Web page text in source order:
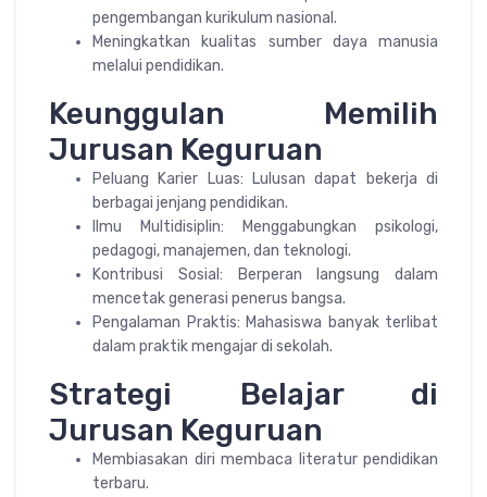
pengembangan kurikulum nasional.
Meningkatkan kualitas sumber daya manusia
melalui pendidikan.
Keunggulan Memilih
Jurusan Keguruan
Peluang Karier Luas: Lulusan dapat bekerja di
berbagai jenjang pendidikan.
Ilmu Multidisiplin: Menggabungkan psikologi,
pedagogi, manajemen, dan teknologi.
Kontribusi Sosial: Berperan langsung dalam
mencetak generasi penerus bangsa.
Pengalaman Praktis: Mahasiswa banyak terlibat
dalam praktik mengajar di sekolah.
Strategi Belajar di
Jurusan Keguruan
Membiasakan diri membaca literatur pendidikan
terbaru.